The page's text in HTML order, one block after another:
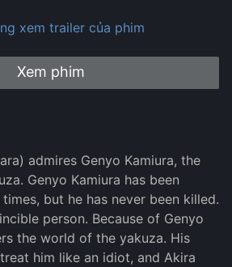
xem trailer của phim
Xem phim
admires Genyo Kamiura, the
Genyo Kamiura has been
but he has never been killed.
person. Because of Genyo
the world of the yakuza. His
him like an idiot, and Akira